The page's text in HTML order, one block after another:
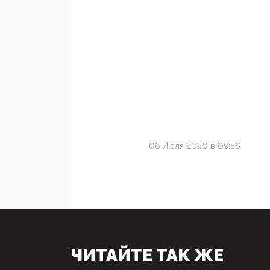
06 Июля 2020 в 09:56
ЧИТАЙТЕ ТАК ЖЕ